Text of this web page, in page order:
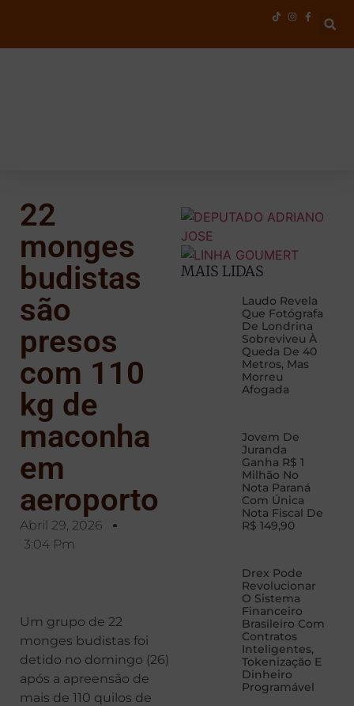
22
monges
budistas
são
presos
com 110
kg de
maconha
em
aeroporto
Abril 29, 2026
3:04 Pm
Um grupo de 22
monges budistas foi
detido no domingo (26)
após a apreensão de
mais de 110 quilos de
MAIS LIDAS
Laudo Revela
Que Fotógrafa
De Londrina
Sobreviveu À
Queda De 40
Metros, Mas
Morreu
Afogada
Jovem De
Juranda
Ganha R$ 1
Milhão No
Nota Paraná
Com Única
Nota Fiscal De
R$ 149,90
Drex Pode
Revolucionar
O Sistema
Financeiro
Brasileiro Com
Contratos
Inteligentes,
Tokenização E
Dinheiro
Programável